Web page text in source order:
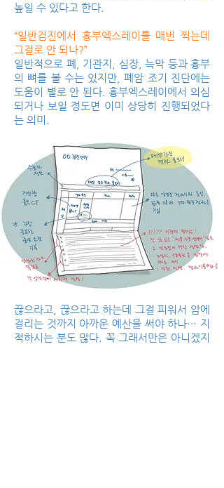
높일 수 있다고 한다.
“일반검진에서 흉부엑스레이를 매번 찍는데
그걸로 안 되나?”
일반적으로 폐, 기관지, 심장, 늑막 등과 흉부
의 뼈를 볼 수는 있지만, 폐암 조기 진단에는
도움이 별로 안 된다. 흉부엑스레이에서 의심
되거나 보일 정도면 이미 상당히 진행되었다
는 의미.
끊으라고, 끊으라고 하는데 그걸 피워서 암에
걸리는 것까지 아까운 예산을 써야 하나… 지
적하시는 분도 많다. 꼭 그래서만은 아니겠지